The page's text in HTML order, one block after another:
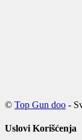
© Top Gun doo -
Uslovi Korišćenja